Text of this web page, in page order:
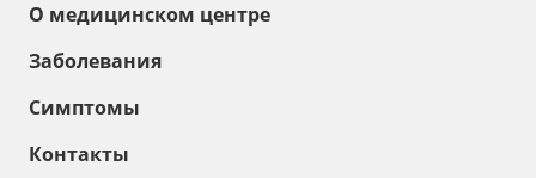
О медицинском центре
Заболевания
Симптомы
Контакты